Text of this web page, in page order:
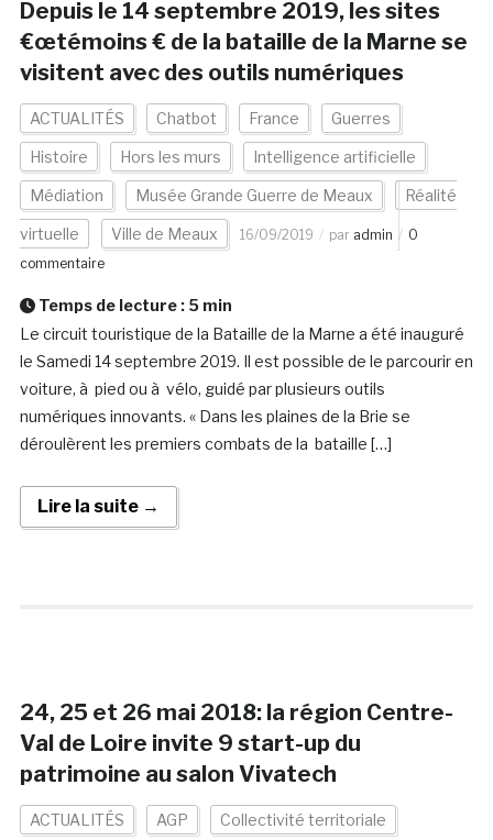
Depuis le 14 septembre 2019, les sites
€œtémoins € de la bataille de la Marne se
visitent avec des outils numériques
ACTUALITÉS Chatbot France Guerres
Histoire Hors les murs Intelligence artificielle
Médiation Musée Grande Guerre de Meaux Réalité
virtuelle Ville de Meaux 16/09/2019 par admin
0
commentaire
Temps de lecture : 5 min
Le circuit touristique de la Bataille de la Marne a été inauguré
le Samedi 14 septembre 2019. Il est possible de le parcourir en
voiture, à pied ou à vélo, guidé par plusieurs outils
numériques innovants. « Dans les plaines de la Brie se
déroulèrent les premiers combats de la bataille […]
Lire la suite →
24, 25 et 26 mai 2018: la région Centre-
Val de Loire invite 9 start-up du
patrimoine au salon Vivatech
ACTUALITÉS AGP Collectivité territoriale